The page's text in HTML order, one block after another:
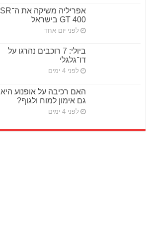
אפריליה משיקה את ה־SR
GT 400 בישראל
לפני יום אחד
ביולי: 7 רוכבים נהרגו על
דו־גלגלי
לפני 4 ימים
האם רכיבה על אופנוע היא
גם אימון למוח ולגוף?
לפני 4 ימים